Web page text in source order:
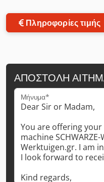
Πληροφορίες τιμής
ΑΠΟΣΤΟΛΉ
Μήνυμα*